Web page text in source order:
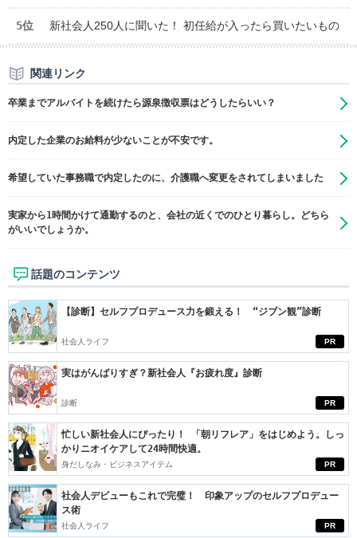
5位 新社会人250人に聞いた！ 初任給が入ったら買いたいもの
関連リンク
卒業までアルバイトを続けたら源泉徴収票はどうしたらいい？
内定した企業のお給料が少ないことが不安です。
希望していた事務職で内定したのに、介護職へ変更をされてしまいました
実家から1時間かけて通勤するのと、会社の近くでのひとり暮らし。どちら
がいいでしょうか。
話題のコンテンツ
PR
【診断】セルフプロデュース力を鍛える！ “ジブン観”診断
社会人ライフ
PR
実はがんばりすぎ？新社会人『お疲れ度』診断
診断
PR
忙しい新社会人にぴったり！ 「朝リフレア」をはじめよう。しっ
かりニオイケアして24時間快適。
身だしなみ・ビジネスアイテム
PR
社会人デビューもこれで完璧！ 印象アップのセルフプロデュー
ス術
社会人ライフ